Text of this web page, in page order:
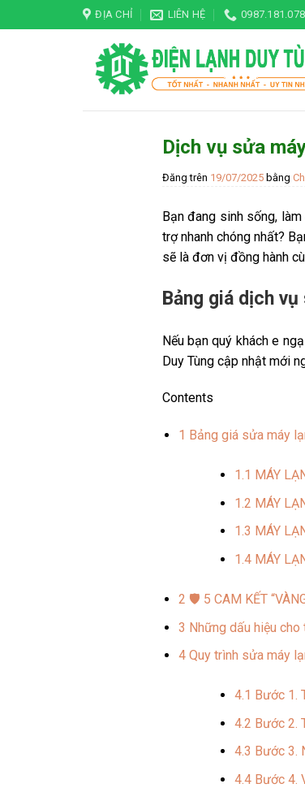
to
ĐỊA CHỈ LIÊN HỆ 0987.181.078
Dịch vụ sửa
Đăng trên 19/07/2025bằng
Bạn đang sinh sống,
trợ nhanh chóng nhất?
sẽ là đơn vị đồng hành
Bảng giá dịch
Nếu bạn quý khách e
Duy Tùng cập nhật mới
Contents
1 Bảng giá sửa máy
1.1 MÁY
1.2 MÁY
1.3 MÁY
1.4 MÁY
2 🛡️ 5 CAM KẾT
3 Những dấu hiệu
4 Quy trình sửa máy
4.1 Bước 1.
4.2 Bước 2.
4.3 Bước 3.
4.4 Bước 4.